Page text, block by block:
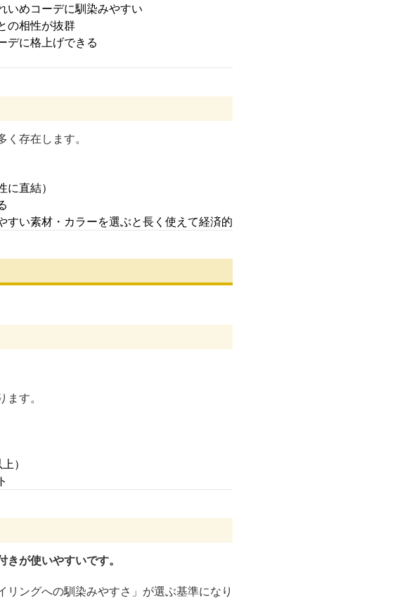
いめコーデに馴染みやすい
の相性が抜群
デに格上げできる
存在します。
直結）
い素材・カラーを選ぶと長く使えて経済的
す。
）
が使いやすいです。
ングへの馴染みやすさ」が選ぶ基準になり